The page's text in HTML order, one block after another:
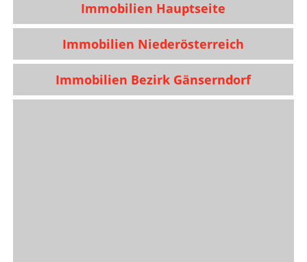
Immobilien Hauptseite
Immobilien Niederösterreich
Immobilien Bezirk Gänserndorf